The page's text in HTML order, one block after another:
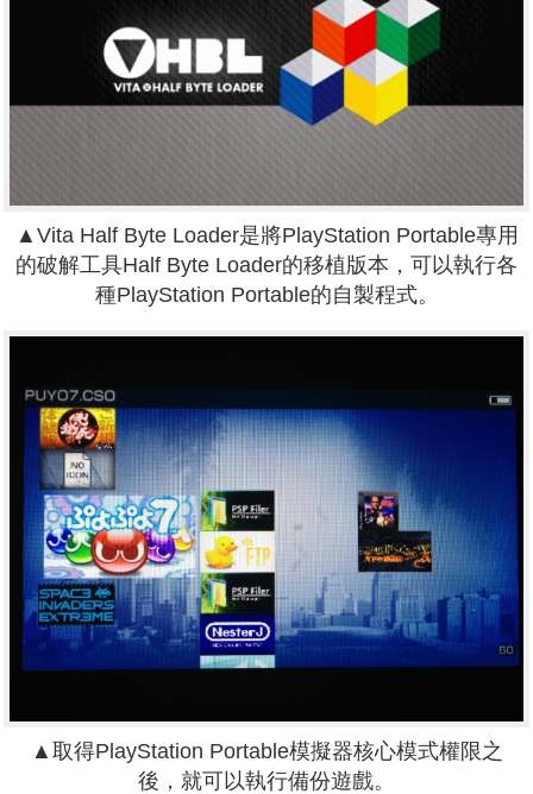
▲Vita Half Byte Loader是將PlayStation Portable專用
的破解工具Half Byte Loader的移植版本，可以執行各
種PlayStation Portable的自製程式。
▲取得PlayStation Portable模擬器核心模式權限之
後，就可以執行備份遊戲。